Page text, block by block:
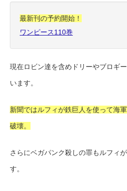
最新刊の予約開始！
ワンピース110巻
現在ロビン達を含めドリーやブロギ
います。
新聞ではルフィが鉄巨人を使って海
破壊。
さらにベガパンク殺しの罪もルフィ
す。